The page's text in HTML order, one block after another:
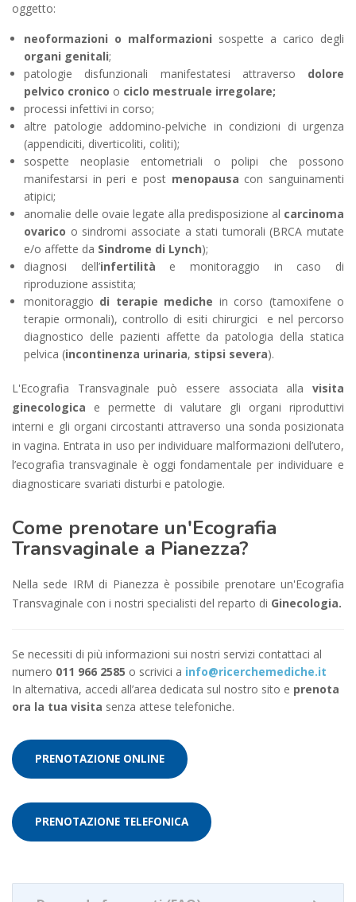
oggetto:
neoformazioni o malformazioni sospette a carico degli
organi genitali;
patologie disfunzionali manifestatesi attraverso dolore
pelvico cronico o ciclo mestruale irregolare;
processi infettivi in corso;
altre patologie addomino-pelviche in condizioni di urgenza
(appendiciti, diverticoliti, coliti);
sospette neoplasie entometriali o polipi che possono
manifestarsi in peri e post menopausa con sanguinamenti
atipici;
anomalie delle ovaie legate alla predisposizione al carcinoma
ovarico o sindromi associate a stati tumorali (BRCA mutate
e/o affette da Sindrome di Lynch);
diagnosi dell’infertilità e monitoraggio in caso di
riproduzione assistita;
monitoraggio di terapie mediche in corso (tamoxifene o
terapie ormonali), controllo di esiti chirurgici e nel percorso
diagnostico delle pazienti affette da patologia della statica
pelvica (incontinenza urinaria, stipsi severa).
L'Ecografia Transvaginale può essere associata alla visita
ginecologica e permette di valutare gli organi riproduttivi
interni e gli organi circostanti attraverso una sonda posizionata
in vagina. Entrata in uso per individuare malformazioni dell’utero,
l’ecografia transvaginale è oggi fondamentale per individuare e
diagnosticare svariati disturbi e patologie.
Come prenotare un'Ecografia
Transvaginale a Pianezza?
Nella sede IRM di Pianezza è possibile prenotare un'Ecografia
Transvaginale con i nostri specialisti del reparto di Ginecologia.
Se necessiti di più informazioni sui nostri servizi contattaci al
numero 011 966 2585 o scrivici a info@ricerchemediche.it
In alternativa, accedi all’area dedicata sul nostro sito e prenota
ora la tua visita senza attese telefoniche.
PRENOTAZIONE ONLINE
PRENOTAZIONE TELEFONICA